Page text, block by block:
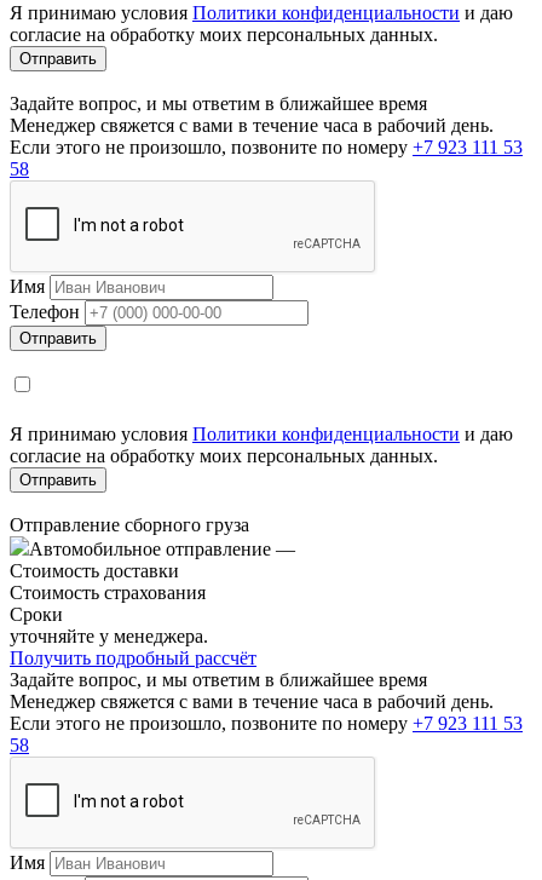
Я принимаю условия Политики конфиденциальности и даю
согласие на обработку моих персональных данных.
Задайте вопрос, и мы ответим в ближайшее время
Менеджер свяжется с вами в течение часа в рабочий день.
Если этого не произошло, позвоните по номеру +7 923 111 53
58
Имя
Телефон
Я принимаю условия Политики конфиденциальности и даю
согласие на обработку моих персональных данных.
Отправление сборного груза
Автомобильное отправление —
Стоимость доставки
Стоимость страхования
Сроки
уточняйте у менеджера.
Получить подробный рассчёт
Задайте вопрос, и мы ответим в ближайшее время
Менеджер свяжется с вами в течение часа в рабочий день.
Если этого не произошло, позвоните по номеру +7 923 111 53
58
Имя